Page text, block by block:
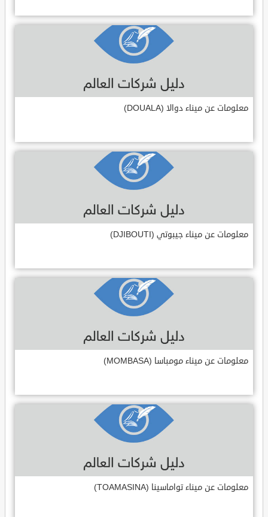
معلومات عن ميناء دوالا (DOUALA)
معلومات عن ميناء جيبوتي (DJIBOUTI)
معلومات عن ميناء مومباسا (MOMBASA)
معلومات عن ميناء تواماسينا (TOAMASINA)